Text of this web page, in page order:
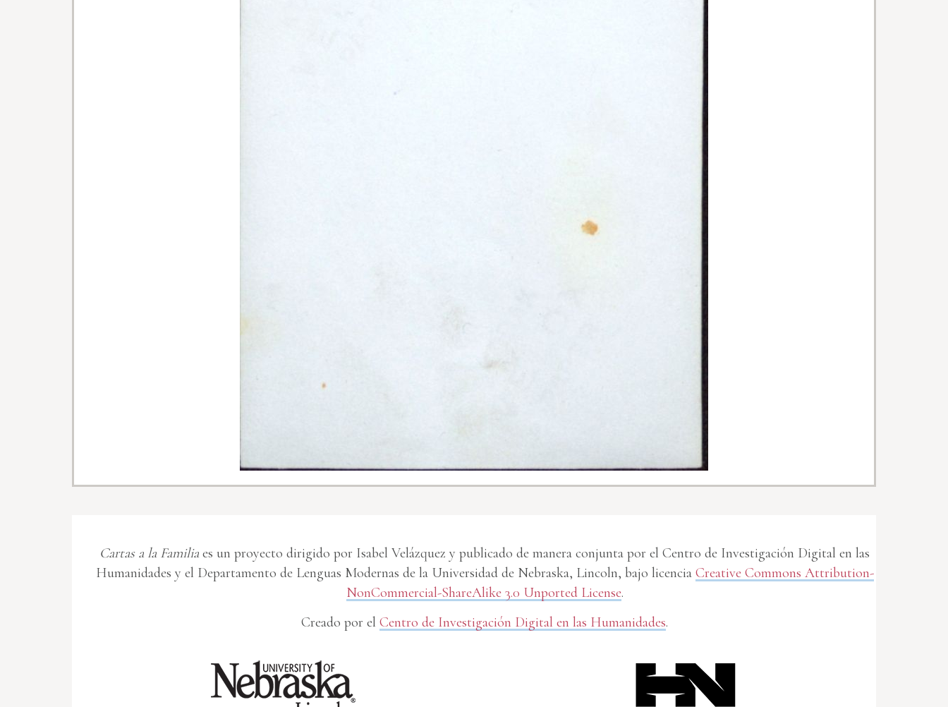
Cartas a la Familiaes un proyecto dirigido por Isabel Velázquez y publicado de manera conjunta por el Centro de Investigación Digital en las
Humanidades y el Departamento de Lenguas Modernas de la Universidad de Nebraska, Lincoln, bajo licencia Creative Commons Attribution-
NonCommercial-ShareAlike 3.0 Unported License.
Creado por el Centro de Investigación Digital en las Humanidades.